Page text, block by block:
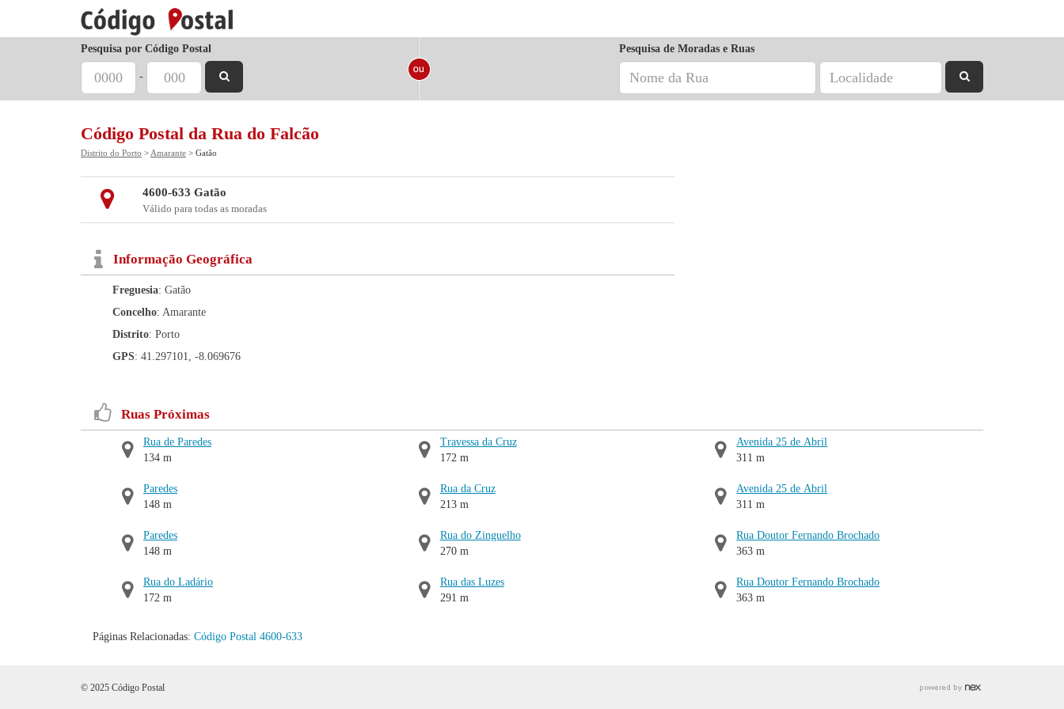
Pesquisa por Código Postal
-
Pesquisa de Moradas e Ruas
Código Postal da Rua do Falcão
Distrito do Porto > Amarante > Gatão
4600-633 Gatão
Válido para todas as moradas
Informação Geográfica
Freguesia: Gatão
Concelho: Amarante
Distrito: Porto
GPS: 41.297101, -8.069676
Ruas Próximas
Rua de Paredes
134 m
Paredes
148 m
Paredes
148 m
Rua do Ladário
172 m
Travessa da Cruz
172 m
Rua da Cruz
213 m
Rua do Zinguelho
270 m
Rua das Luzes
291 m
Avenida 25 de Abril
311 m
Avenida 25 de Abril
311 m
Rua Doutor Fernando Brochado
363 m
Rua Doutor Fernando Brochado
363 m
Páginas Relacionadas: Código Postal 4600-633
© 2025 Código Postal